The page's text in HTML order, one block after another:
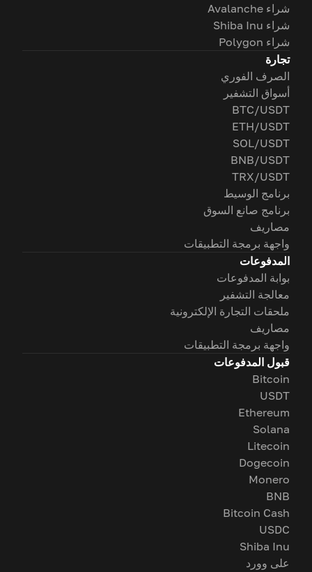
شراء Avalanche
شراء Shiba Inu
شراء Polygon
تجارة
الصرف الفوري
أسواق التشفير
BTC/USDT
ETH/USDT
SOL/USDT
BNB/USDT
TRX/USDT
برنامج الوسيط
برنامج صانع السوق
مصاريف
واجهة برمجة التطبيقات
المدفوعات
بوابة المدفوعات
معالجة التشفير
ملحقات التجارة الإلكترونية
مصاريف
واجهة برمجة التطبيقات
قبول المدفوعات
Bitcoin
USDT
Ethereum
Solana
Litecoin
Dogecoin
Monero
BNB
Bitcoin Cash
USDC
Shiba Inu
على وورد